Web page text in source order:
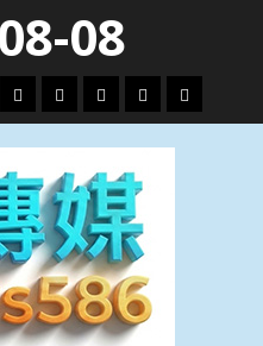
08
娛
樂
劇
政
治
國
際
運
動
生
活